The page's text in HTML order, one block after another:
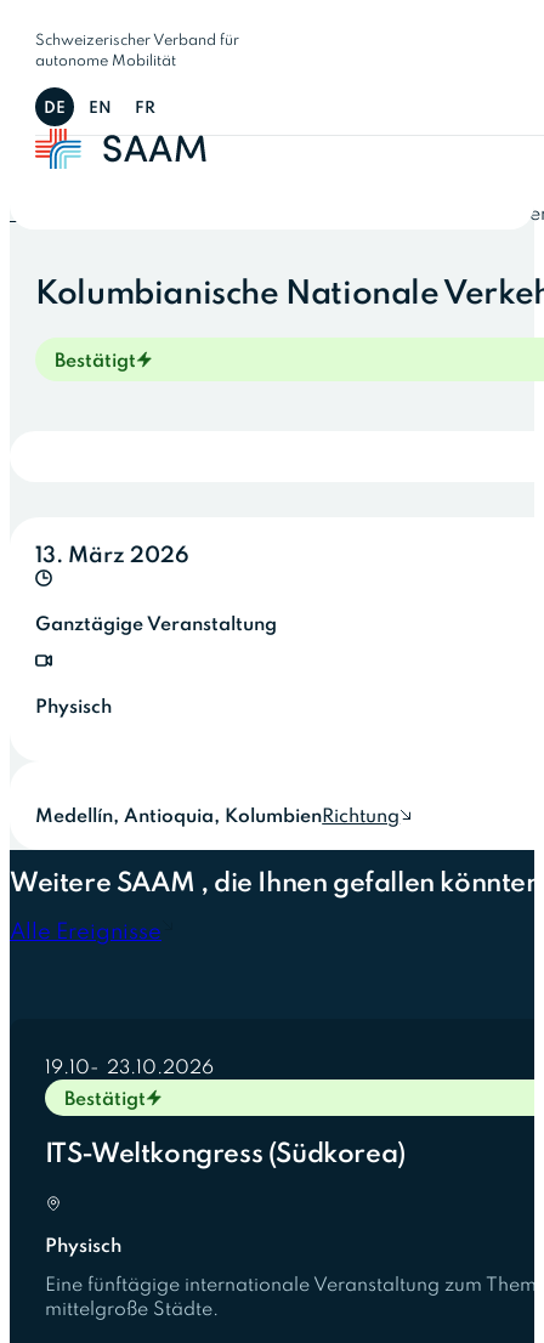
Schweizerischer Verband für
autonome Mobilität
DE EN FR
Kolumbianische Nationale
Kolumbianische Nationale
Bestätigt
13. März 2026
Ganztägige Veranstaltung
Physisch
Medellín,Antioquia, KolumbienRichtung
Weitere SAAM , die Ihnen gefallen könnten
Alle Ereignisse
19.10
23.10.2026
Bestätigt
ITS-Weltkongress (Südkorea)
Physisch
Eine fünftägige internationale Veranstaltung zum
mittelgroße Städte.